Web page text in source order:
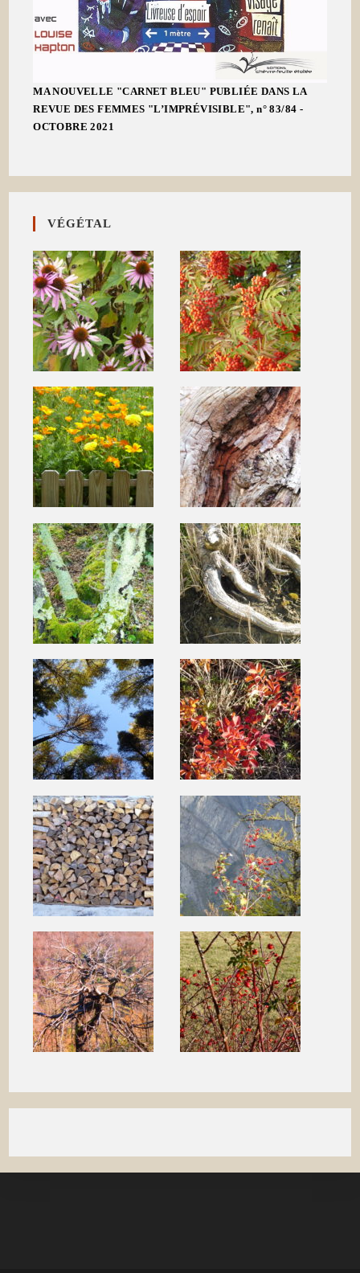
MA NOUVELLE "CARNET BLEU" PUBLIÉE DANS LA
REVUE DES FEMMES "L’IMPRÉVISIBLE", n° 83/84 -
OCTOBRE 2021
VÉGÉTAL